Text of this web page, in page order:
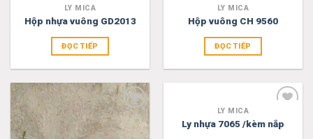
LY MICA
Hộp nhựa vuông GD2013
ĐỌC TIẾP
LY MICA
Hộp vuông CH 9560
ĐỌC TIẾP
Add
to
to
LY MICA
Ly nhựa 7065 /kèm nắp